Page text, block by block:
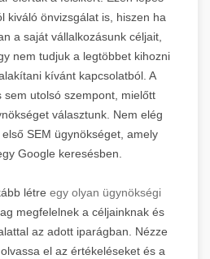
kiváló önvizsgálat is, hiszen ha
a saját vállalkozásunk céljait,
nem tudjuk a legtöbbet kihozni
kívánt kapcsolatból. A
sem utolsó szempont, mielőtt
választunk. Nem elég
SEM ügynökséget, amely
Google keresésben.
létre egy olyan ügynökségi
megfelelnek a céljainknak és
az adott iparágban. Nézze
el az értékeléseket és a